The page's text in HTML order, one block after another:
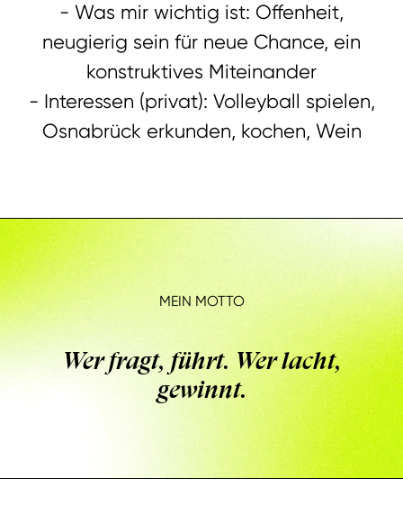
- Was mir wichtig ist: Offenheit,
neugierig sein für neue Chance, ein
konstruktives Miteinander
- Interessen (privat): Volleyball spielen,
Osnabrück erkunden, kochen, Wein
MEIN MOTTO
Wer fragt, führt. Wer lacht,
gewinnt.